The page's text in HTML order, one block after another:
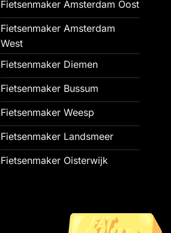
Fietsenmaker Amsterdam Oost
Fietsenmaker Amsterdam
West
Fietsenmaker Diemen
Fietsenmaker Bussum
Fietsenmaker Weesp
Fietsenmaker Landsmeer
Fietsenmaker Oisterwijk